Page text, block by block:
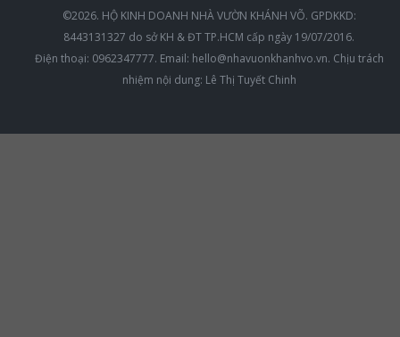
©2026. HỘ KINH DOANH NHÀ VƯỜN KHÁNH VÕ. GPDKKD:
8443131327 do sở KH & ĐT TP.HCM cấp ngày 19/07/2016.
Điện thoại: 0962347777. Email: hello@nhavuonkhanhvo.vn. Chịu trách
nhiệm nội dung: Lê Thị Tuyết Chinh